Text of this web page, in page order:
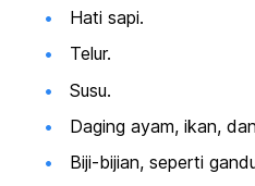
Hati sapi.
Telur.
Susu.
Daging ayam, ikan,
Biji-bijian, seperti